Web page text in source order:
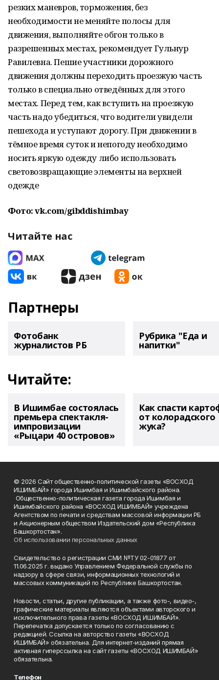
резких маневров, торможения, без
необходимости не меняйте полосы для
движения, выполняйте обгон только в
разрешенных местах, рекомендует Гульнур
Равилевна. Пешие участники дорожного
движения должны переходить проезжую часть
только в специально отведённых для этого
местах. Перед тем, как вступить на проезжую
часть надо убедиться, что водители увидели
пешехода и уступают дорогу. При движении в
тёмное время суток и непогоду необходимо
носить яркую одежду либо использовать
световозвращающие элементы на верхней
одежде
Фото: vk.com/gibddishimbay
Читайте нас
Партнеры
Фотобанк
журналистов РБ
Рубрика "Еда и
напитки"
Читайте:
В Ишимбае состоялась
премьера спектакля-
импровизации
«Рыцари 40 островов»
Как спасти
от колорадского
жука?
© 2026 Сайт общественно-политической газеты «ВОСХОД
ИШИМБАЙ» города Ишимбая и Ишимбайского района.
Общественно-политическая газета города Ишимбая и
Ишимбайского района «ВОСХОД ИШИМБАЙ» учреждена
Агентством по печати и средствам массовой информации РБ
и Акционерным обществом Издательский дом «Республика
Башкортостан».
Об использовании персональных данных
Свидетельство о регистрации СМИ №ТУ 02-01877 от
11.06.2025 г. выдано Управлением Федеральной службы по
надзору в сфере связи, информационных технологий и
массовых коммуникаций по Республике Башкортостан.
Новости, статьи, другие публикации, а также фото-, видео-,
графические материалы являются объектами авторского и
исключительного права газеты «ВОСХОД ИШИМБАЙ».
Перепечатка допускается только по согласованию с
редакцией. Ссылка на авторство газеты «ВОСХОД
ИШИМБАЙ» обязательна. Для интернет-изданий прямая
активная гиперссылка на сайт газеты «ВОСХОД ИШИМБАЙ»
обязательна.
Телефон